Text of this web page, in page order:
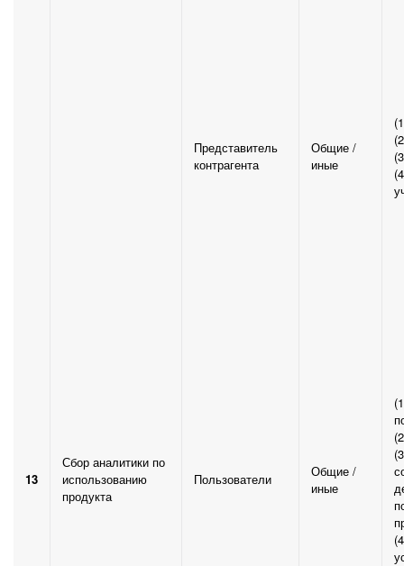
Представитель
контрагента
Общие /
иные
13
Сбор аналитики по
использованию
продукта
Пользователи
Общие /
иные